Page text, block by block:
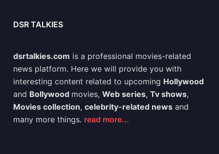
DSR TALKIES
dsrtalkies.com is a professional movies-related
news platform. Here we will provide you with
interesting content related to upcoming Hollywood
and Bollywood movies, Web series, Tv shows,
Movies collection, celebrity-related newsand
many more things. read more...